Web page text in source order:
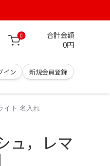
0 合計金額
0円
イン 新規会員登録
イト 名入れ
ュ，レマ